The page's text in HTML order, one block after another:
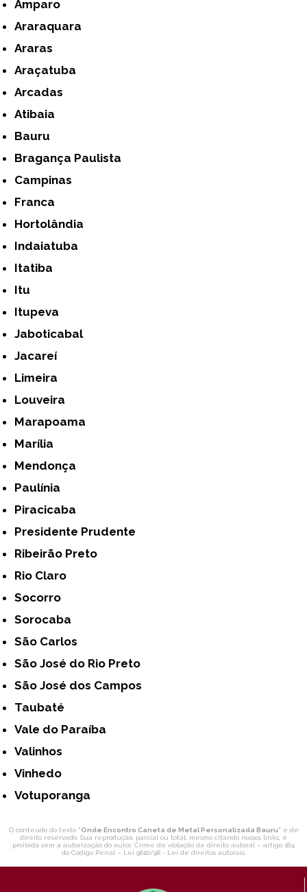
Amparo
Araraquara
Araras
Araçatuba
Arcadas
Atibaia
Bauru
Bragança Paulista
Campinas
Franca
Hortolândia
Indaiatuba
Itatiba
Itu
Itupeva
Jaboticabal
Jacareí
Limeira
Louveira
Marapoama
Marília
Mendonça
Paulínia
Piracicaba
Presidente Prudente
Ribeirão Preto
Rio Claro
Socorro
Sorocaba
São Carlos
São José do Rio Preto
São José dos Campos
Taubaté
Vale do Paraíba
Valinhos
Vinhedo
Votuporanga
O conteúdo do texto "Onde Encontro Caneta de Metal Personalizada Bauru" é de
direito reservado. Sua reprodução, parcial ou total, mesmo citando nossos links, é
proibida sem a autorização do autor. Crime de violação de direito autoral – artigo 184
do Código Penal – Lei 9610/98 - Lei de direitos autorais.